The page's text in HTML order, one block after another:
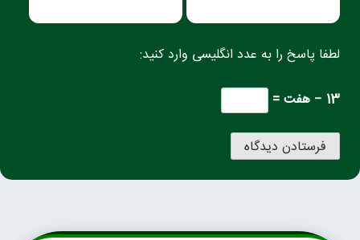
لطفا پاسخ را به عدد انگلیسی وارد کنید:
13 − هفت =